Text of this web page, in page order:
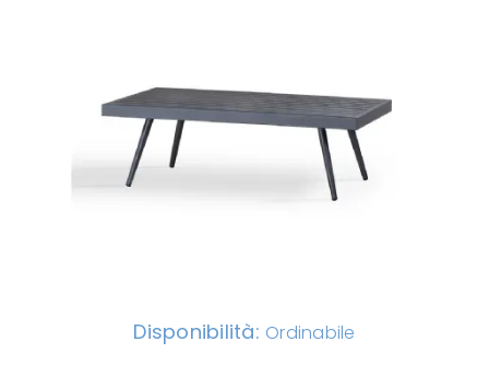
Disponibilità: Ordinabile